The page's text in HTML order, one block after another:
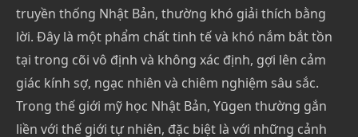
truyền thống Nhật Bản, thường khó giải thích bằng
lời. Đây là một phẩm chất tinh tế và khó nắm bắt tồn
tại trong cõi vô định và không xác định, gợi lên cảm
giác kính sợ, ngạc nhiên và chiêm nghiệm sâu sắc.
Trong thế giới mỹ học Nhật Bản, Yūgen thường gắn
liền với thế giới tự nhiên, đặc biệt là với những cảnh